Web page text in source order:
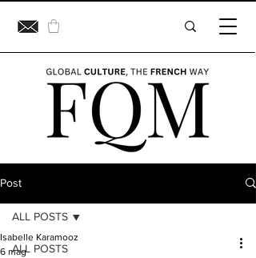
Post
ALL POSTS
ALL POSTS
Isabelle Karamooz
6 mag